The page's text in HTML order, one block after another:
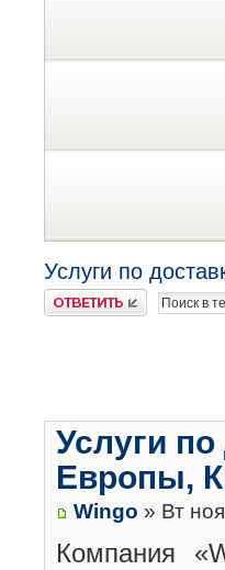
Услуги по
Ответить
Услуги
Европы,
Wingo » Вт
Компания